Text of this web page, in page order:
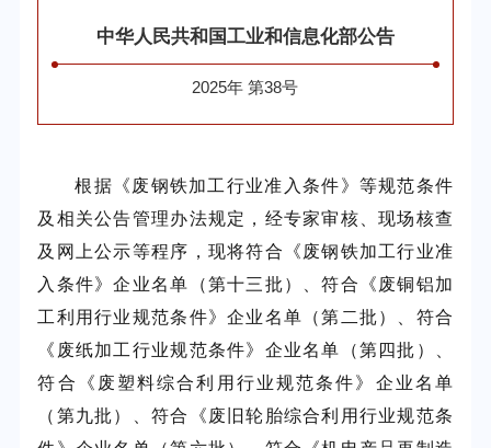
中华人民共和国工业和信息化部公告
2025年 第38号
根据《废钢铁加工行业准入条件》等规范条件
及相关公告管理办法规定，经专家审核、现场核查
及网上公示等程序，现将符合《废钢铁加工行业准
入条件》企业名单（第十三批）、符合《废铜铝加
工利用行业规范条件》企业名单（第二批）、符合
《废纸加工行业规范条件》企业名单（第四批）、
符合《废塑料综合利用行业规范条件》企业名单
（第九批）、符合《废旧轮胎综合利用行业规范条